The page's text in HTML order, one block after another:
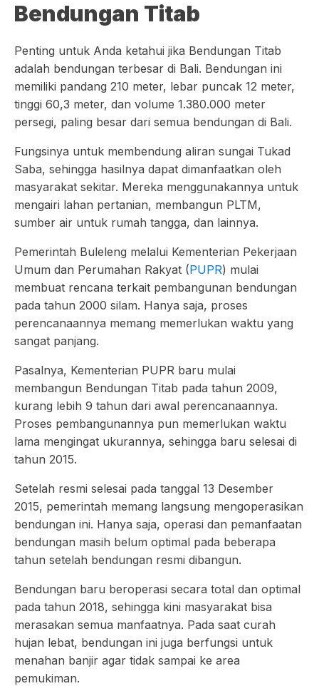
Bendungan Titab
Penting untuk Anda ketahui jika Bendungan Titab
adalah bendungan terbesar di Bali. Bendungan ini
memiliki pandang 210 meter, lebar puncak 12 meter,
tinggi 60,3 meter, dan volume 1.380.000 meter
persegi, paling besar dari semua bendungan di Bali.
Fungsinya untuk membendung aliran sungai Tukad
Saba, sehingga hasilnya dapat dimanfaatkan oleh
masyarakat sekitar. Mereka menggunakannya untuk
mengairi lahan pertanian, membangun PLTM,
sumber air untuk rumah tangga, dan lainnya.
Pemerintah Buleleng melalui Kementerian Pekerjaan
Umum dan Perumahan Rakyat (PUPR) mulai
membuat rencana terkait pembangunan bendungan
pada tahun 2000 silam. Hanya saja, proses
perencanaannya memang memerlukan waktu yang
sangat panjang.
Pasalnya, Kementerian PUPR baru mulai
membangun Bendungan Titab pada tahun 2009,
kurang lebih 9 tahun dari awal perencanaannya.
Proses pembangunannya pun memerlukan waktu
lama mengingat ukurannya, sehingga baru selesai di
tahun 2015.
Setelah resmi selesai pada tanggal 13 Desember
2015, pemerintah memang langsung mengoperasikan
bendungan ini. Hanya saja, operasi dan pemanfaatan
bendungan masih belum optimal pada beberapa
tahun setelah bendungan resmi dibangun.
Bendungan baru beroperasi secara total dan optimal
pada tahun 2018, sehingga kini masyarakat bisa
merasakan semua manfaatnya. Pada saat curah
hujan lebat, bendungan ini juga berfungsi untuk
menahan banjir agar tidak sampai ke area
pemukiman.